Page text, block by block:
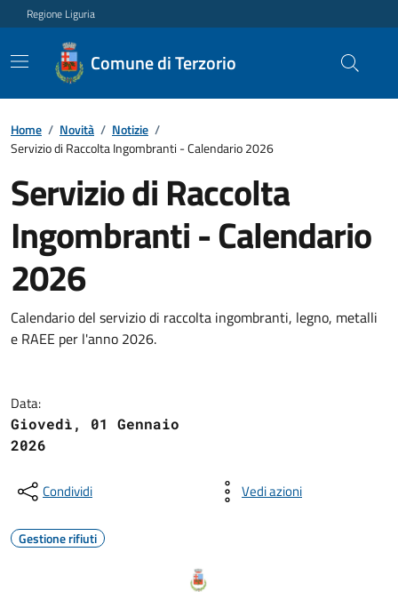
Regione Liguria
Comune di Terzorio
Home / Novità / Notizie /
Servizio di Raccolta Ingombranti - Calendario 2026
Servizio di Raccolta
Ingombranti - Calendario
2026
Calendario del servizio di raccolta ingombranti, legno, metalli
e RAEE per l'anno 2026.
Data:
Giovedì, 01 Gennaio
2026
Condividi Vedi azioni
Gestione rifiuti